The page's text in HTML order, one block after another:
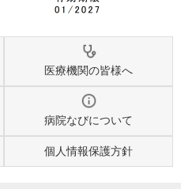
医療機関の皆様へ
病院なびについて
個人情報保護方針